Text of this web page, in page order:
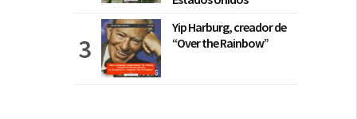
Yip Harburg, creador de
“Over the Rainbow”